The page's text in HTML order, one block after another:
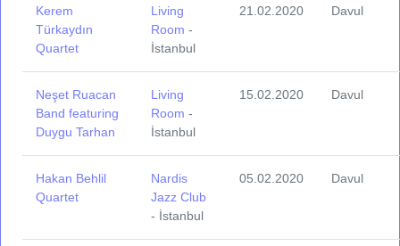
Kerem
Türkaydın
Quartet
Living
Room -
İstanbul
21.02.2020 Davul
Neşet Ruacan
Band featuring
Duygu Tarhan
Living
Room -
İstanbul
15.02.2020 Davul
Hakan Behlil
Quartet
Nardis
Jazz Club
- İstanbul
05.02.2020 Davul